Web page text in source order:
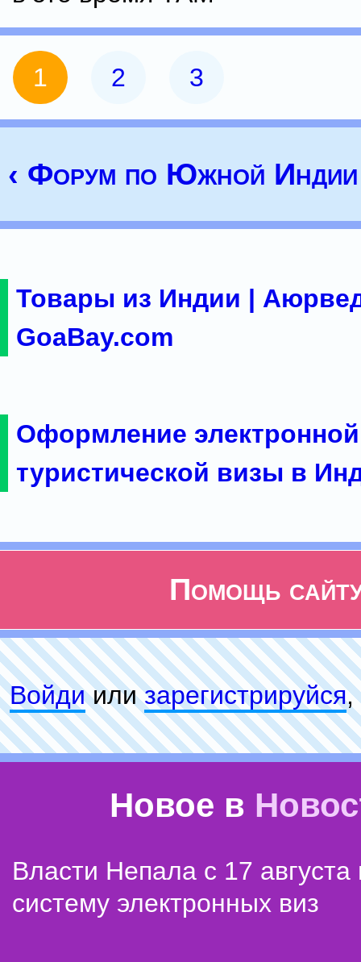
1 2 3
‹ Форум по Южной
Товары из Индии |
GoaBay.com
Оформление электронной
туристической визы в
Помощь
Войдиилизарeгиcтpируйся,
Новое в
Власти Непала с 17 августа
систему электронных виз